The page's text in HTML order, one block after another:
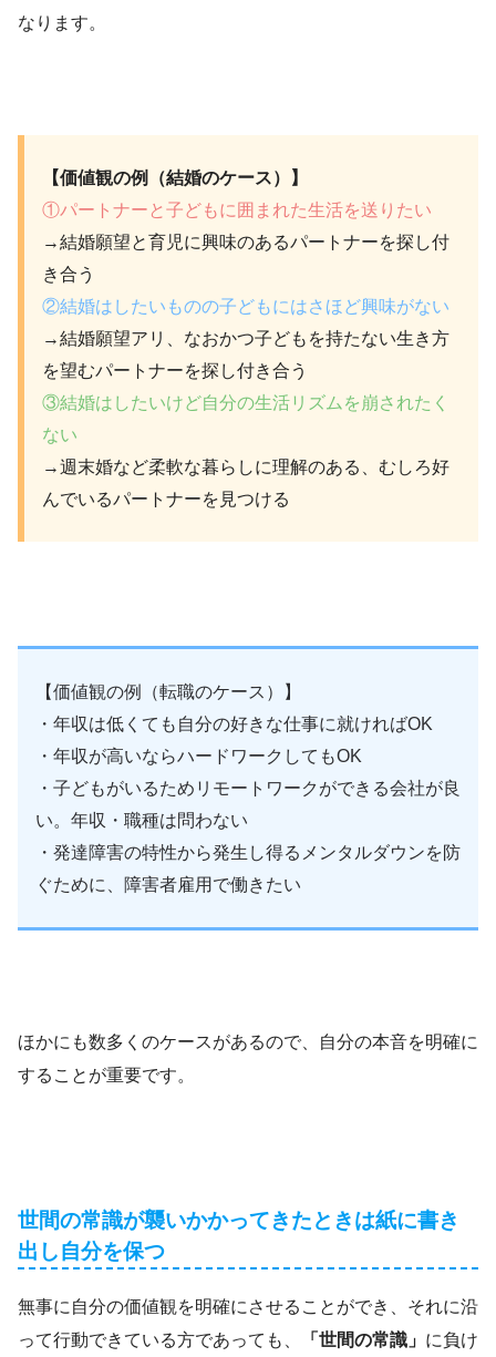
なります。
【価値観の例（結婚のケース）】
①パートナーと子どもに囲まれた生活を送りたい
→結婚願望と育児に興味のあるパートナーを探し付
き合う
②結婚はしたいものの子どもにはさほど興味がない
→結婚願望アリ、なおかつ子どもを持たない生き方
を望むパートナーを探し付き合う
③結婚はしたいけど自分の生活リズムを崩されたく
ない
→週末婚など柔軟な暮らしに理解のある、むしろ好
んでいるパートナーを見つける
【価値観の例（転職のケース）】
・年収は低くても自分の好きな仕事に就ければOK
・年収が高いならハードワークしてもOK
・子どもがいるためリモートワークができる会社が良
い。年収・職種は問わない
・発達障害の特性から発生し得るメンタルダウンを防
ぐために、障害者雇用で働きたい
ほかにも数多くのケースがあるので、自分の本音を明確に
することが重要です。
世間の常識が襲いかかってきたときは紙に書き
出し自分を保つ
無事に自分の価値観を明確にさせることができ、それに沿
って行動できている方であっても、
「世間の常識」 に負け